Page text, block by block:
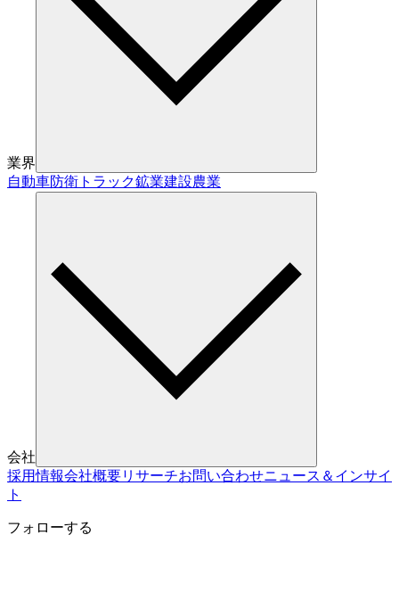
業界
自動車防衛 トラック鉱業建設農業
会社
採用情報会社概要リサーチお問い合わせニュース＆インサイ
ト
フォローする